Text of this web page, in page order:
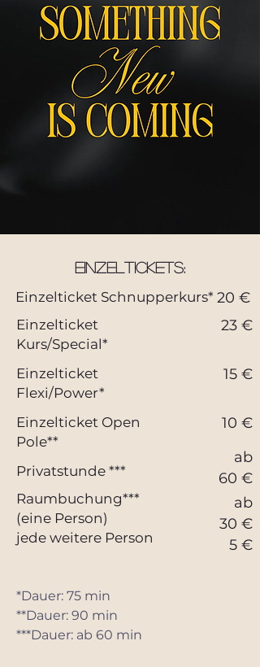
Einzeltickets:
Einzelticket Schnupperkurs* 20 €
Einzelticket
Kurs/Special*
23 €
Einzelticket
Flexi/Power*
Einzelticket Open
Pole**
Privatstunde ***
Raumbuchung***
(eine Person)
jede weitere Person
15 €
10 €
ab
60 €
ab
30 €
5 €
*Dauer: 75 min
**Dauer: 90 min
***Dauer: ab 60 min